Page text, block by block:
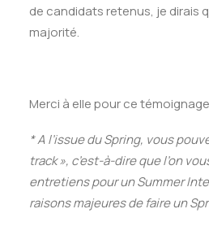
de candidats retenus, je dirais
majorité.
Merci à elle pour ce
* A l’issue du Spring, vous
track », c’est-à-dire que l’on
entretiens pour un Summer
raisons majeures de faire un